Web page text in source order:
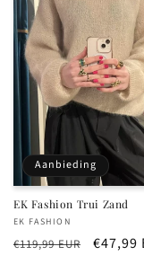
Aanbieding
EK Fashion Trui Zand
Verkoper:
EK FASHION
Normale
€119,99 EUR €47,99